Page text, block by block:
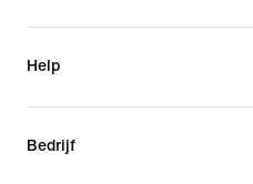
Help
Bedrijf